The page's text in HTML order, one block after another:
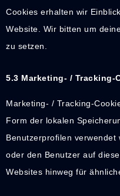
Cookies erhalten wir
Website. Wir bitten um
zu setzen.
5.3 Marketing- / Tracking-
Marketing- / Tracking-
Form der lokalen
Benutzerprofilen verwendet
oder den Benutzer auf
Websites hinweg für